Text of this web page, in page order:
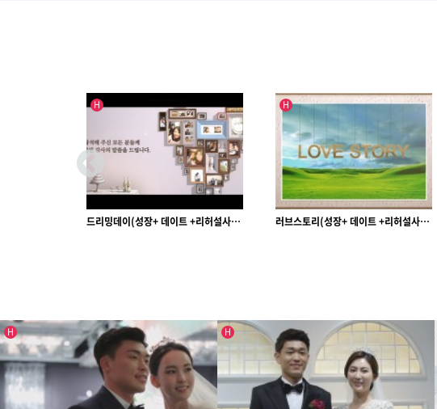
H
인기글
러브스토리(성장+ 데이트 +리허설사진)
H
인기글
아모르(성장+ 데이트 +리허설사진)
H
인기글
[ 2017 ]
H
인기글
[ 2017 ]
[ 2014 ] [ 2014 ]